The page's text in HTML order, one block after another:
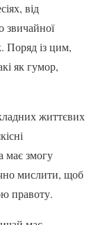
від
звичайної
Поряд із цим,
як гумор,
життєвих
має змогу
мислити, щоб
правоту.